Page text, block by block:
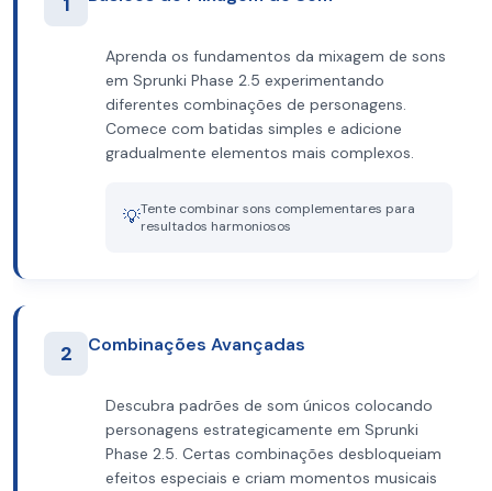
Aprenda os fundamentos da mixagem de sons
em Sprunki Phase 2.5 experimentando
diferentes combinações de personagens.
Comece com batidas simples e adicione
gradualmente elementos mais complexos.
💡Tente combinar sons complementares para
resultados harmoniosos
2 Combinações Avançadas
Descubra padrões de som únicos colocando
personagens estrategicamente em Sprunki
Phase 2.5. Certas combinações desbloqueiam
efeitos especiais e criam momentos musicais